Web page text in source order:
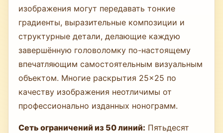
изображения могут передавать тонкие
градиенты, выразительные композиции и
структурные детали, делающие каждую
завершённую головоломку по-настоящему
впечатляющим самостоятельным визуальным
объектом. Многие раскрытия 25×25 по
качеству изображения неотличимы от
профессионально изданных нонограмм.
Сеть ограничений из 50 линий: Пятьдесят